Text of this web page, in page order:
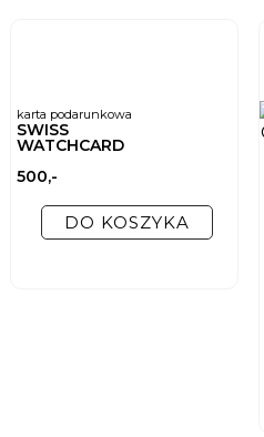
karta podarunkowa
SWISS
WATCHCARD
500,-
DO KOSZYKA